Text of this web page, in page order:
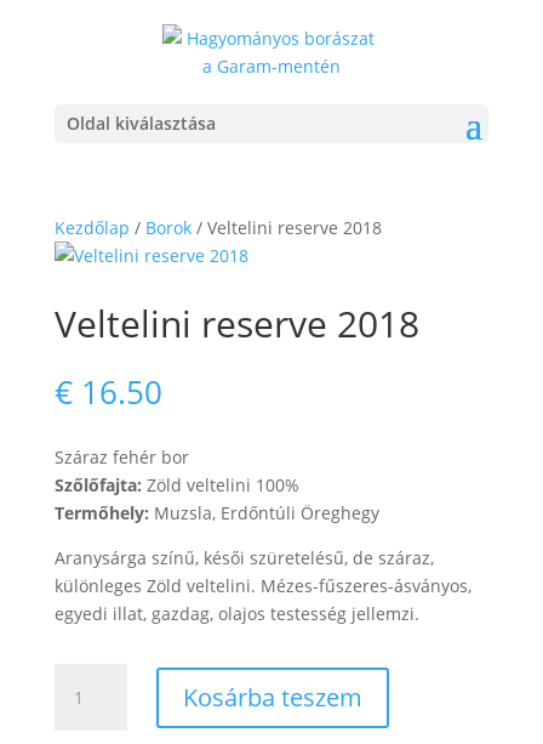
Oldal kiválasztása
Kezdőlap / Borok/ Veltelini reserve 2018
Veltelini reserve 2018
€16.50
Száraz fehér bor
Szőlőfajta: Zöld veltelini 100%
Termőhely: Muzsla, Erdőntúli Öreghegy
Aranysárga színű, késői szüretelésű, de száraz,
különleges Zöld veltelini. Mézes-fűszeres-ásványos,
egyedi illat, gazdag, olajos testesség jellemzi.
reserve
Kosárba teszem